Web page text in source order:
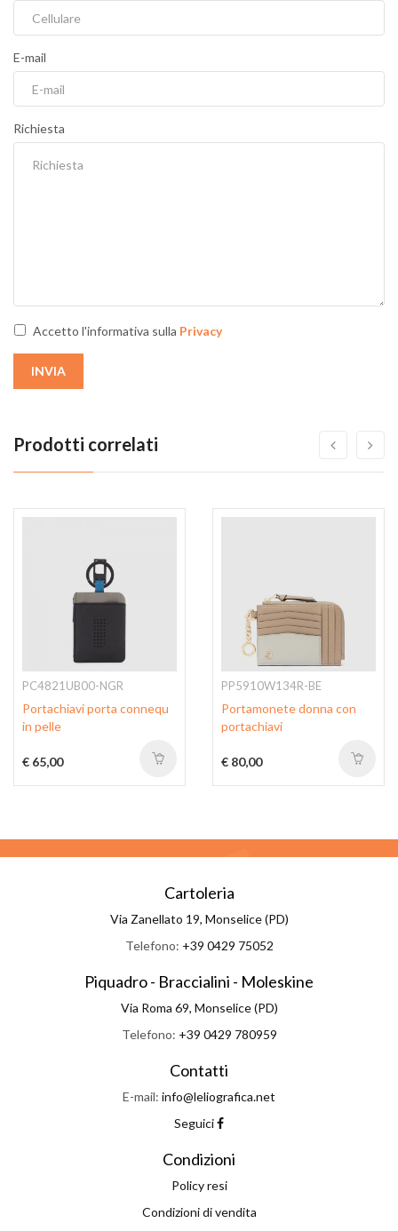
E-mail
Richiesta
Accetto l'informativa sulla Privacy
INVIA
Prodotti correlati
PC4821UB00-NGR
Portachiavi porta connequ
in pelle
€ 65,00
PP5910W134R-BE
Portamonete donna con
portachiavi
€ 80,00
Cartoleria
Via Zanellato 19, Monselice (PD)
Telefono: +39 0429 75052
Piquadro - Braccialini - Moleskine
Via Roma 69, Monselice (PD)
Telefono: +39 0429 780959
Contatti
E-mail: info@leliografica.net
Seguici
Condizioni
Policy resi
Condizioni di vendita